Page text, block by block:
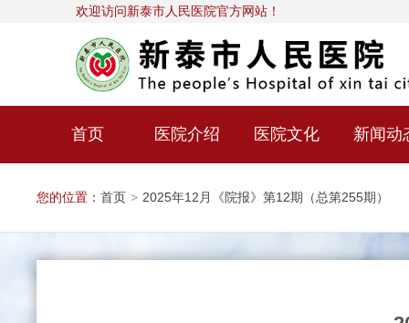
欢迎访问新泰市人民医院官方网站！
首页 医院介绍 医院文化 新闻动
您的位置： 首页 > 2025年12月《院报》第12期（总第255期）